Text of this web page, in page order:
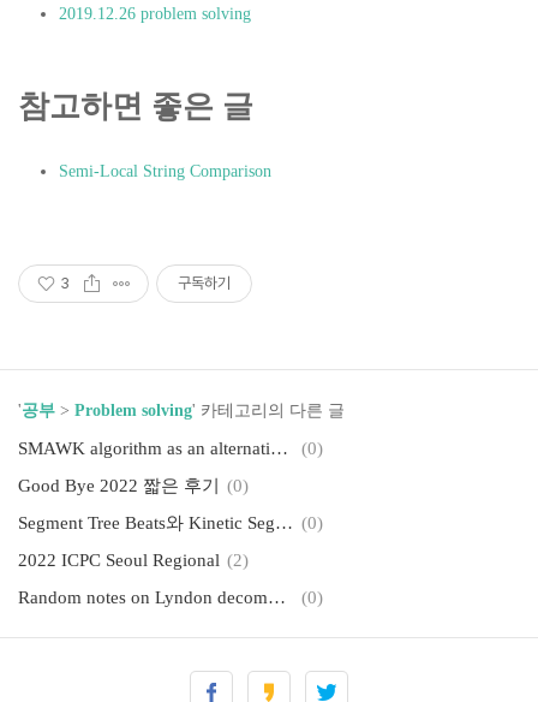
2019.12.26 problem solving
참고하면 좋은 글
Semi-Local String Comparison
3 구독하기
'공부 > Problem solving' 카테고리의 다른 글
SMAWK algorithm as an alternative for D&C optimization
(0)
Good Bye 2022 짧은 후기
(0)
Segment Tree Beats와 Kinetic Segment Tree (0)
2022 ICPC Seoul Regional (2)
Random notes on Lyndon decomposition
(0)